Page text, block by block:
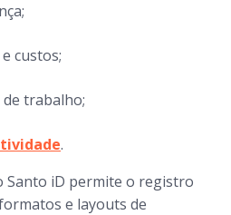
custos;
trabalho;
.
Santo iD permite o registro
e layouts de